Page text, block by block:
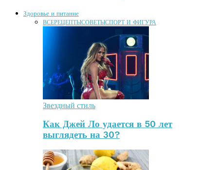
Здоровье и питание
ВСЕРЕЦЕПТЫСОВЕТЫСПОРТ И ФИГУРА
Звездный стиль
Как Джей Ло удается в 50 лет
выглядеть на 30?